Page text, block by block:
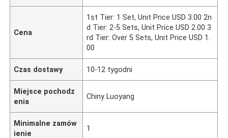
Cena
1st Tier: 1 Set, Unit Price USD 3.00 2n
d Tier: 2-5 Sets, Unit Price USD 2.00 3
rd Tier: Over 5 Sets, Unit Price USD 1.
00
Czas dostawy 10-12 tygodni
Miejsce pochodz
enia
Chiny Luoyang
Minimalne zamów
ienie
1